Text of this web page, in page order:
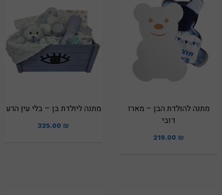
מתנה להולדת הבן – מארז
דובי
219.00 ₪
מתנה ליולדת בן – בלי עין הרע
325.00 ₪